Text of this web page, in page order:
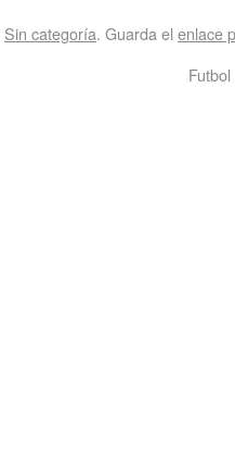
Sin categoría. Guarda el enlace